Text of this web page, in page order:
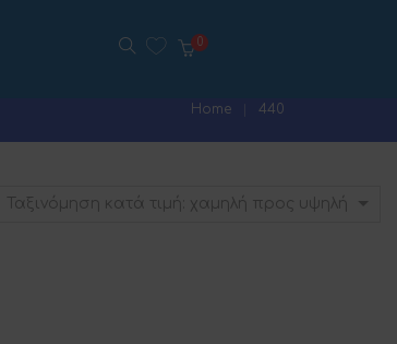
Home 440
Ταξινόμηση κατά τιμή: χαμηλή προς υψηλή